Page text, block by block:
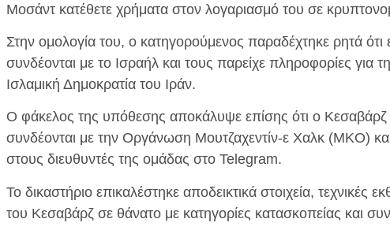
Μοσάντ κατέθετε χρήματα στον λογαριασμό του σε
Στην ομολογία του, ο κατηγορούμενος παραδέχτηκε ρητά ότι
συνδέονται με το Ισραήλ και τους παρείχε πληροφορίες
Ισλαμική Δημοκρατία του Ιράν.
Ο φάκελος της υπόθεσης αποκάλυψε επίσης ότι ο Κεσαβάρζ
συνδέονται με την Οργάνωση Μουτζαχεντίν-ε Χαλκ (MKO) και
στους διευθυντές της ομάδας στο Telegram.
Το δικαστήριο επικαλέστηκε αποδεικτικά στοιχεία, τεχνικές
του Κεσαβάρζ σε θάνατο με κατηγορίες κατασκοπείας και